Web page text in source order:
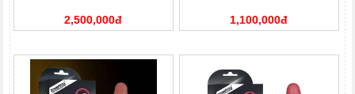
2,500,000đ 1,100,000đ